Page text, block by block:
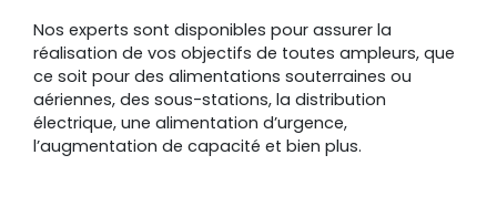
Nos experts sont disponibles pour assurer la
réalisation de vos objectifs de toutes ampleurs, que
ce soit pour des alimentations souterraines ou
aériennes, des sous-stations, la distribution
électrique, une alimentation d’urgence,
l’augmentation de capacité et bien plus.